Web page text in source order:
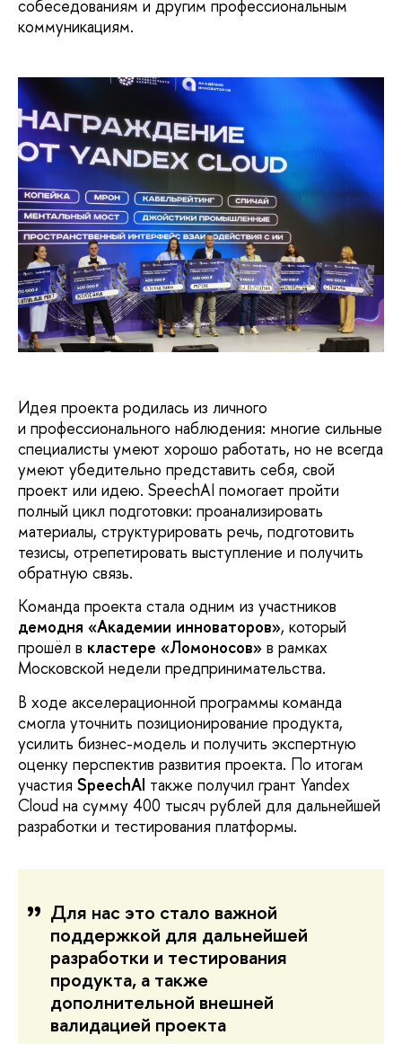
собеседованиям и другим профессиональным
коммуникациям.
Идея проекта родилась из личного
и профессионального наблюдения: многие сильные
специалисты умеют хорошо работать, но не всегда
умеют убедительно представить себя, свой
проект или идею. SpeechAI помогает пройти
полный цикл подготовки: проанализировать
материалы, структурировать речь, подготовить
тезисы, отрепетировать выступление и получить
обратную связь.
Команда проекта стала одним из участников
демодня «Академии инноваторов», который
прошёл в кластере «Ломоносов» в рамках
Московской недели предпринимательства.
В ходе акселерационной программы команда
смогла уточнить позиционирование продукта,
усилить бизнес-модель и получить экспертную
оценку перспектив развития проекта. По итогам
участия SpeechAI также получил грант Yandex
Cloud на сумму 400 тысяч рублей для дальнейшей
разработки и тестирования платформы.
Для нас это стало важной
поддержкой для дальнейшей
разработки и тестирования
продукта, а также
дополнительной внешней
валидацией проекта